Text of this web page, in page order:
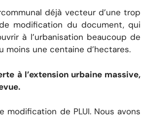
déjà vecteur d’une trop
modification du document, qui
à l’urbanisation beaucoup de
moins une centaine d’hectares.
à l’extension urbaine massive,
de PLUI. Nous avons